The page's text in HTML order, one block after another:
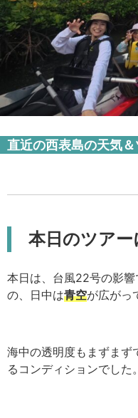
直近の西表島の天気
本日のツアー
本日は、台風22号の影
の、日中は青空が広がっ
海中の透明度もまずまず
るコンディションでした。